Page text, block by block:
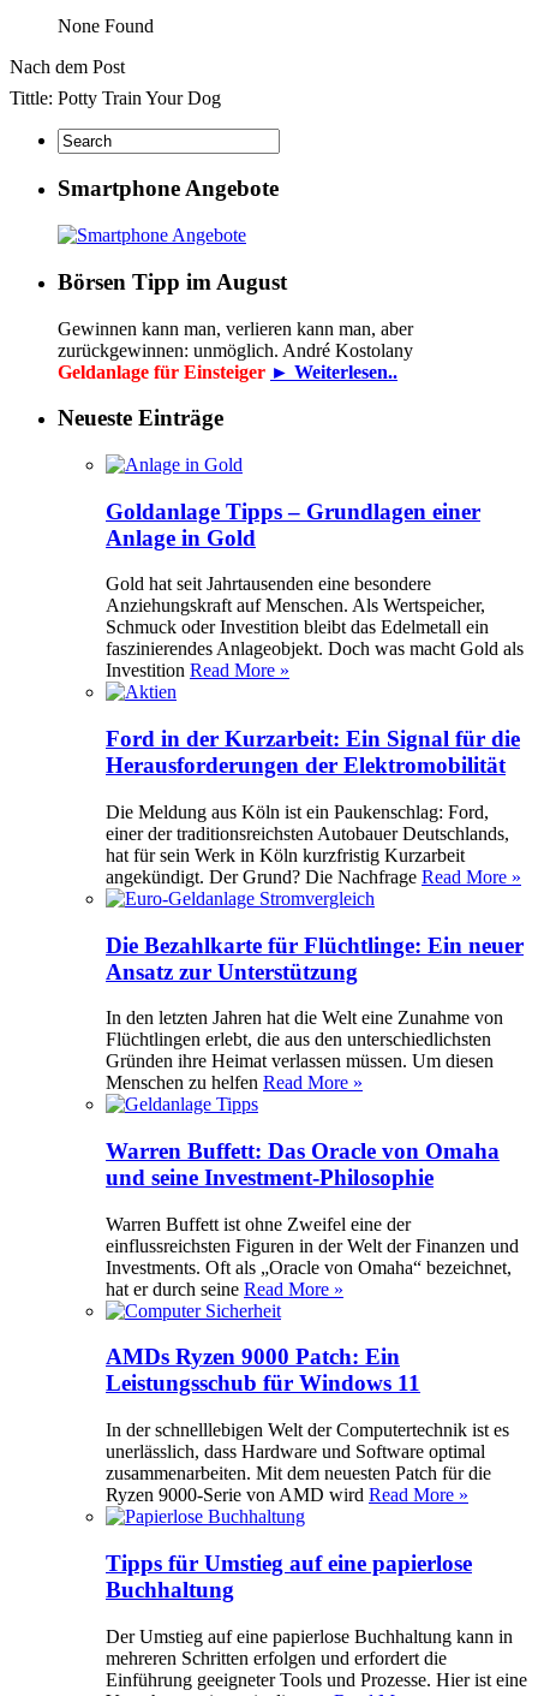
None Found
Nach dem Post
Tittle: Potty Train Your Dog
Smartphone Angebote
Börsen Tipp im August
Gewinnen kann man, verlieren kann man, aber
zurückgewinnen: unmöglich. André Kostolany
Geldanlage für Einsteiger ► Weiterlesen..
Neueste Einträge
Goldanlage Tipps – Grundlagen einer
Anlage in Gold
Gold hat seit Jahrtausenden eine besondere
Anziehungskraft auf Menschen. Als Wertspeicher,
Schmuck oder Investition bleibt das Edelmetall ein
faszinierendes Anlageobjekt. Doch was macht Gold als
Investition Read More »
Ford in der Kurzarbeit: Ein Signal für die
Herausforderungen der Elektromobilität
Die Meldung aus Köln ist ein Paukenschlag: Ford,
einer der traditionsreichsten Autobauer Deutschlands,
hat für sein Werk in Köln kurzfristig Kurzarbeit
angekündigt. Der Grund? Die Nachfrage Read More »
Die Bezahlkarte für Flüchtlinge: Ein neuer
Ansatz zur Unterstützung
In den letzten Jahren hat die Welt eine Zunahme von
Flüchtlingen erlebt, die aus den unterschiedlichsten
Gründen ihre Heimat verlassen müssen. Um diesen
Menschen zu helfen Read More »
Warren Buffett: Das Oracle von Omaha
und seine Investment-Philosophie
Warren Buffett ist ohne Zweifel eine der
einflussreichsten Figuren in der Welt der Finanzen und
Investments. Oft als „Oracle von Omaha“ bezeichnet,
hat er durch seine Read More »
AMDs Ryzen 9000 Patch: Ein
Leistungsschub für Windows 11
In der schnelllebigen Welt der Computertechnik ist es
unerlässlich, dass Hardware und Software optimal
zusammenarbeiten. Mit dem neuesten Patch für die
Ryzen 9000-Serie von AMD wird Read More »
Tipps für Umstieg auf eine papierlose
Buchhaltung
Der Umstieg auf eine papierlose Buchhaltung kann in
mehreren Schritten erfolgen und erfordert die
Einführung geeigneter Tools und Prozesse. Hier ist eine